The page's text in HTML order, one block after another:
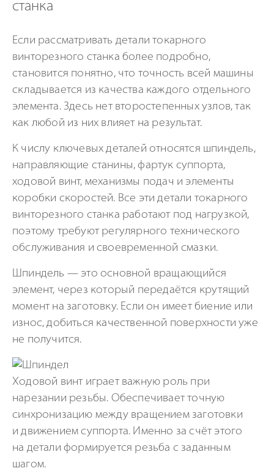
станка
Если рассматривать детали токарного
винторезного станка более подробно,
становится понятно, что точность всей машины
складывается из качества каждого отдельного
элемента. Здесь нет второстепенных узлов, так
как любой из них влияет на результат.
К числу ключевых деталей относятся шпиндель,
направляющие станины, фартук суппорта,
ходовой винт, механизмы подач и элементы
коробки скоростей. Все эти детали токарного
винторезного станка работают под нагрузкой,
поэтому требуют регулярного технического
обслуживания и своевременной смазки.
Шпиндель — это основной вращающийся
элемент, через который передаётся крутящий
момент на заготовку. Если он имеет биение или
износ, добиться качественной поверхности уже
не получится.
Ходовой винт играет важную роль при
нарезании резьбы. Обеспечивает точную
синхронизацию между вращением заготовки
и движением суппорта. Именно за счёт этого
на детали формируется резьба с заданным
шагом.